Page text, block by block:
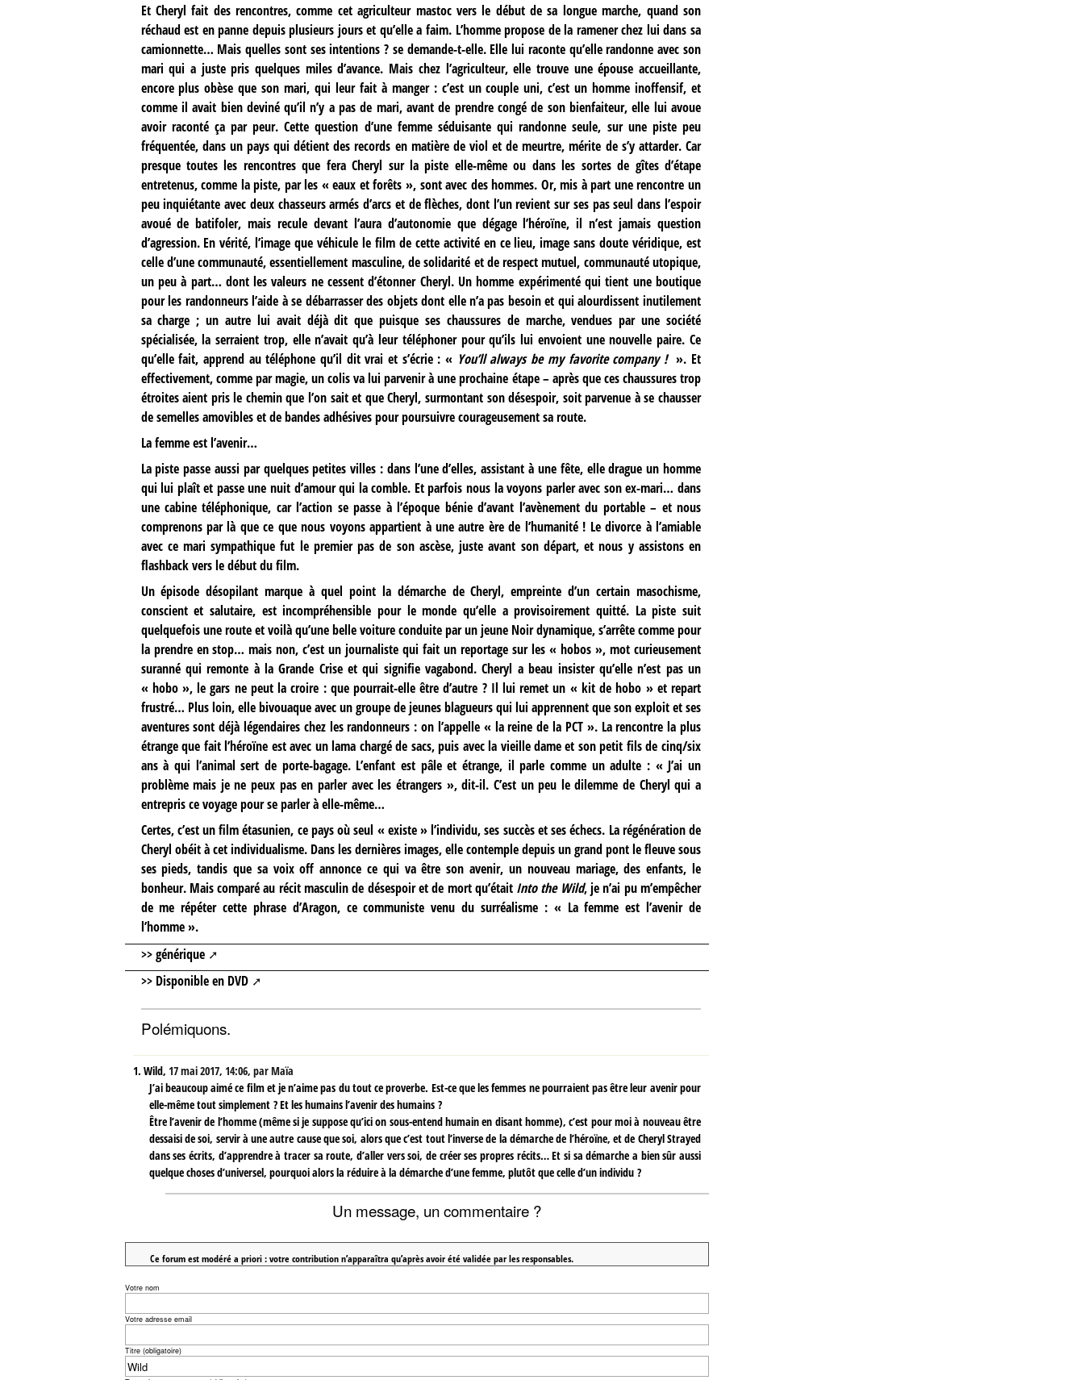
Et Cheryl fait des rencontres, comme cet agriculteur mastoc vers le début de sa longue marche, quand son
réchaud est en panne depuis plusieurs jours et qu’elle a faim. L’homme propose de la ramener chez lui dans sa
camionnette… Mais quelles sont ses intentions ? se demande-t-elle. Elle lui raconte qu’elle randonne avec son
mari qui a juste pris quelques miles d’avance. Mais chez l’agriculteur, elle trouve une épouse accueillante,
encore plus obèse que son mari, qui leur fait à manger : c’est un couple uni, c’est un homme inoffensif, et
comme il avait bien deviné qu’il n’y a pas de mari, avant de prendre congé de son bienfaiteur, elle lui avoue
avoir raconté ça par peur. Cette question d’une femme séduisante qui randonne seule, sur une piste peu
fréquentée, dans un pays qui détient des records en matière de viol et de meurtre, mérite de s’y attarder. Car
presque toutes les rencontres que fera Cheryl sur la piste elle-même ou dans les sortes de gîtes d’étape
entretenus, comme la piste, par les « eaux et forêts », sont avec des hommes. Or, mis à part une rencontre un
peu inquiétante avec deux chasseurs armés d’arcs et de flèches, dont l’un revient sur ses pas seul dans l’espoir
avoué de batifoler, mais recule devant l’aura d’autonomie que dégage l’héroïne, il n’est jamais question
d’agression. En vérité, l’image que véhicule le film de cette activité en ce lieu, image sans doute véridique, est
celle d’une communauté, essentiellement masculine, de solidarité et de respect mutuel, communauté utopique,
un peu à part… dont les valeurs ne cessent d’étonner Cheryl. Un homme expérimenté qui tient une boutique
pour les randonneurs l’aide à se débarrasser des objets dont elle n’a pas besoin et qui alourdissent inutilement
sa charge ; un autre lui avait déjà dit que puisque ses chaussures de marche, vendues par une société
spécialisée, la serraient trop, elle n’avait qu’à leur téléphoner pour qu’ils lui envoient une nouvelle paire. Ce
qu’elle fait, apprend au téléphone qu’il dit vrai et s’écrie : « You’ll always be my favorite company ! ». Et
effectivement, comme par magie, un colis va lui parvenir à une prochaine étape – après que ces chaussures trop
étroites aient pris le chemin que l’on sait et que Cheryl, surmontant son désespoir, soit parvenue à se chausser
de semelles amovibles et de bandes adhésives pour poursuivre courageusement sa route.
La femme est l’avenir…
La piste passe aussi par quelques petites villes : dans l’une d’elles, assistant à une fête, elle drague un homme
qui lui plaît et passe une nuit d’amour qui la comble. Et parfois nous la voyons parler avec son ex-mari… dans
une cabine téléphonique, car l’action se passe à l’époque bénie d’avant l’avènement du portable – et nous
comprenons par là que ce que nous voyons appartient à une autre ère de l’humanité ! Le divorce à l’amiable
avec ce mari sympathique fut le premier pas de son ascèse, juste avant son départ, et nous y assistons en
flashback vers le début du film.
Un épisode désopilant marque à quel point la démarche de Cheryl, empreinte d’un certain masochisme,
conscient et salutaire, est incompréhensible pour le monde qu’elle a provisoirement quitté. La piste suit
quelquefois une route et voilà qu’une belle voiture conduite par un jeune Noir dynamique, s’arrête comme pour
la prendre en stop… mais non, c’est un journaliste qui fait un reportage sur les « hobos », mot curieusement
suranné qui remonte à la Grande Crise et qui signifie vagabond. Cheryl a beau insister qu’elle n’est pas un
« hobo », le gars ne peut la croire : que pourrait-elle être d’autre ? Il lui remet un « kit de hobo » et repart
frustré… Plus loin, elle bivouaque avec un groupe de jeunes blagueurs qui lui apprennent que son exploit et ses
aventures sont déjà légendaires chez les randonneurs : on l’appelle « la reine de la PCT ». La rencontre la plus
étrange que fait l’héroïne est avec un lama chargé de sacs, puis avec la vieille dame et son petit fils de cinq/six
ans à qui l’animal sert de porte-bagage. L’enfant est pâle et étrange, il parle comme un adulte : « J’ai un
problème mais je ne peux pas en parler avec les étrangers », dit-il. C’est un peu le dilemme de Cheryl qui a
entrepris ce voyage pour se parler à elle-même…
Certes, c’est un film étasunien, ce pays où seul « existe » l’individu, ses succès et ses échecs. La régénération de
Cheryl obéit à cet individualisme. Dans les dernières images, elle contemple depuis un grand pont le fleuve sous
ses pieds, tandis que sa voix off annonce ce qui va être son avenir, un nouveau mariage, des enfants, le
bonheur. Mais comparé au récit masculin de désespoir et de mort qu’était Into the Wild, je n’ai pu m’empêcher
de me répéter cette phrase d’Aragon, ce communiste venu du surréalisme : « La femme est l’avenir de
l’homme ».
>> générique
>> Disponible en DVD
Polémiquons.
1. Wild, 17 mai 2017, 14:06, parMaïa
J’ai beaucoup aimé ce film et je n’aime pas du tout ce proverbe. Est-ce que les femmes ne pourraient pas être leur avenir pour
elle-même tout simplement ? Et les humains l’avenir des humains ?
Être l’avenir de l’homme (même si je suppose qu’ici on sous-entend humain en disant homme), c’est pour moi à nouveau être
dessaisi de soi, servir à une autre cause que soi, alors que c’est tout l’inverse de la démarche de l’héroïne, et de Cheryl Strayed
dans ses écrits, d’apprendre à tracer sa route, d’aller vers soi, de créer ses propres récits… Et si sa démarche a bien sûr aussi
quelque choses d’universel, pourquoi alors la réduire à la démarche d’une femme, plutôt que celle d’un individu ?
Un message, un commentaire ?
Ce forum est modéré a priori : votre contribution n’apparaîtra qu’après avoir été validée par les responsables.
Votre nom
Votre adresse email
Titre (obligatoire)